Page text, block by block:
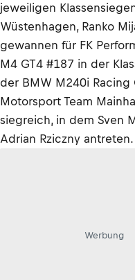
jeweiligen
Wüstenhagen, Ranko
gewannen für FK
M4 GT4 #187 in der
der BMW M240i
Motorsport Team
siegreich, in dem Sven
Adrian Rziczny antreten.
Werbung